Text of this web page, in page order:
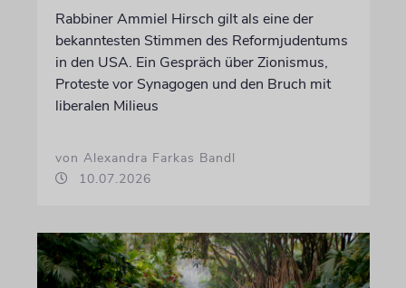
Rabbiner Ammiel Hirsch gilt als eine der
bekanntesten Stimmen des Reformjudentums
in den USA. Ein Gespräch über Zionismus,
Proteste vor Synagogen und den Bruch mit
liberalen Milieus
von Alexandra Farkas Bandl
10.07.2026